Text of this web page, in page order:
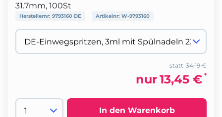
31.7mm, 100St
Herstellernr: 9793160 DE Artikelnr: W-9793160
34,19 €
statt
nur13,45 € *
In den Warenkorb